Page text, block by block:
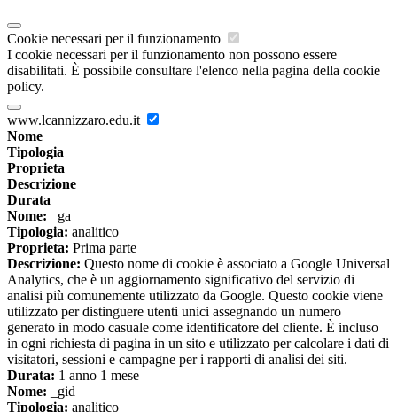
Cookie necessari per il funzionamento
I cookie necessari per il funzionamento non possono essere
disabilitati. È possibile consultare l'elenco nella pagina della cookie
policy.
www.lcannizzaro.edu.it
Nome
Tipologia
Proprieta
Descrizione
Durata
Nome: _ga
Tipologia: analitico
Proprieta: Prima parte
Descrizione: Questo nome di cookie è associato a Google Universal
Analytics, che è un aggiornamento significativo del servizio di
analisi più comunemente utilizzato da Google. Questo cookie viene
utilizzato per distinguere utenti unici assegnando un numero
generato in modo casuale come identificatore del cliente. È incluso
in ogni richiesta di pagina in un sito e utilizzato per calcolare i dati di
visitatori, sessioni e campagne per i rapporti di analisi dei siti.
Durata: 1 anno 1 mese
Nome: _gid
Tipologia: analitico